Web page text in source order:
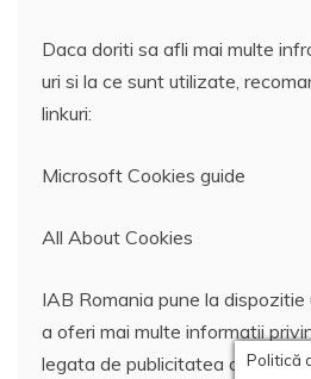
Daca doriti sa afli mai multe
uri si la ce sunt utilizate,
linkuri:
Microsoft Cookies guide
All About Cookies
IAB Romania pune la
a oferi mai multe informatii
legata de publicitatea online:
Politică